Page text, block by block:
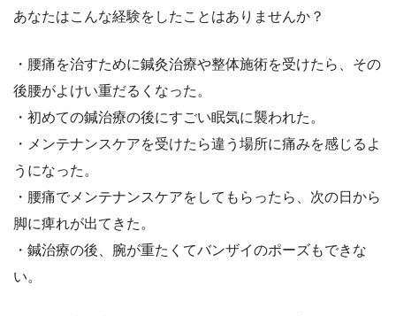
あなたはこんな経験をしたことはありませんか？
・腰痛を治すために鍼灸治療や整体施術を受けたら、その
後腰がよけい重だるくなった。
・初めての鍼治療の後にすごい眠気に襲われた。
・メンテナンスケアを受けたら違う場所に痛みを感じるよ
うになった。
・腰痛でメンテナンスケアをしてもらったら、次の日から
脚に痺れが出てきた。
・鍼治療の後、腕が重たくてバンザイのポーズもできな
い。